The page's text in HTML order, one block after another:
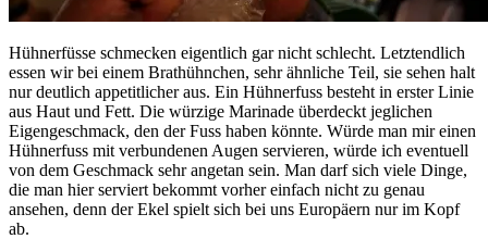
Hühnerfüsse schmecken eigentlich gar nicht schlecht. Letztendlich
essen wir bei einem Brathühnchen, sehr ähnliche Teil, sie sehen halt
nur deutlich appetitlicher aus. Ein Hühnerfuss besteht in erster Linie
aus Haut und Fett. Die würzige Marinade überdeckt jeglichen
Eigengeschmack, den der Fuss haben könnte. Würde man mir einen
Hühnerfuss mit verbundenen Augen servieren, würde ich eventuell
von dem Geschmack sehr angetan sein. Man darf sich viele Dinge,
die man hier serviert bekommt vorher einfach nicht zu genau
ansehen, denn der Ekel spielt sich bei uns Europäern nur im Kopf
ab.